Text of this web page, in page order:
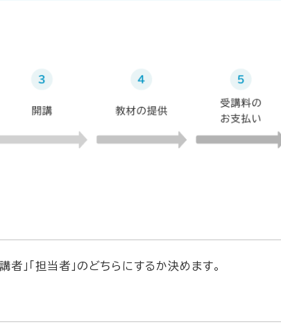
者」「担当者」のどちらにするか決めます。